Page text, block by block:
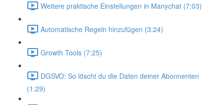
Weitere praktische Einstellungen in Manychat (7:03)
Automatische Regeln hinzufügen (3:24)
Growth Tools (7:25)
DGSVO: So löscht du die Daten deiner Abonnenten
(1:29)